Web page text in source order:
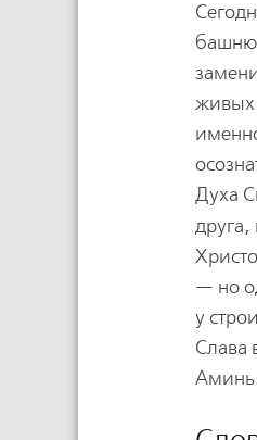
башню
живых
Духа
друга,
— но
у
Слава